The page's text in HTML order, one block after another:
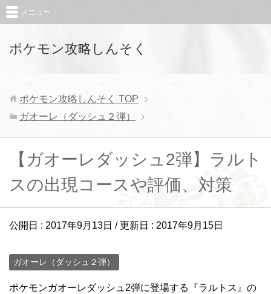
ポケモン攻略しんそく
メニュー
ポケモン攻略しんそく TOP
ガオーレ（ダッシュ２弾）
【ガオーレダッシュ2弾】ラルト
スの出現コースや評価、対策
公開日 : 2017年9月13日 / 更新日 : 2017年9月15日
ガオーレ（ダッシュ２弾）
ポケモンガオーレダッシュ2弾に登場する『ラルトス』の